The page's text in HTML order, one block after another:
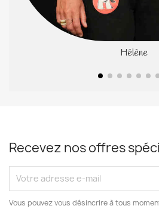
Hélène
Recevez nos offres
Vous pouvez vous désincrire à tous